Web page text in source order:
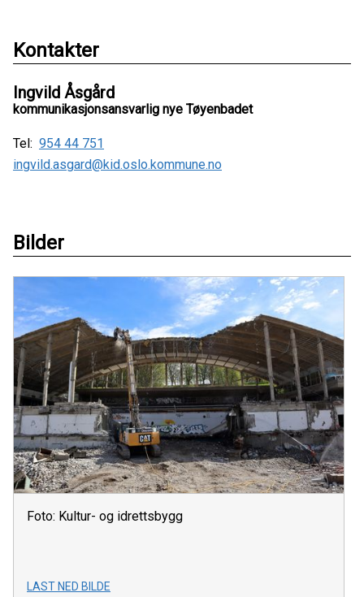
Kontakter
Ingvild Åsgård
kommunikasjonsansvarlig nye Tøyenbadet
Tel: 954 44 751
ingvild.asgard@kid.oslo.kommune.no
Bilder
Foto: Kultur- og idrettsbygg
LAST NED BILDE